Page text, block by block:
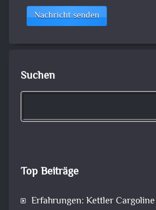
Nachricht senden
Suchen
Top Beiträge
Erfahrungen: Kettler